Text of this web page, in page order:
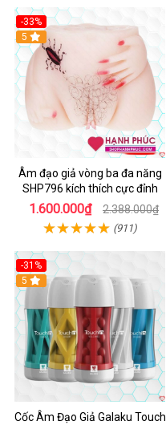
-33%
5
Âm đạo giả vòng ba đa năng
SHP796 kích thích cực đỉnh
1.600.000₫ 2.388.000₫
(911)
-31%
Hot
5
Cốc Âm Đạo Giả Galaku Touch